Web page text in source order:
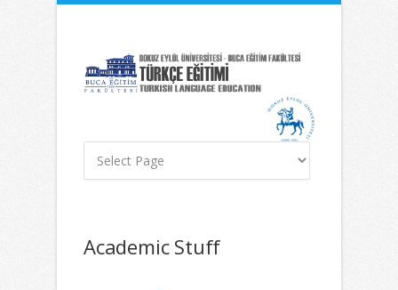
Navigasyona
Academic Stuff